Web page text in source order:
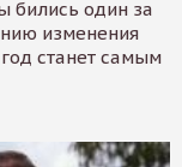
бились один за
изменения
станет самым